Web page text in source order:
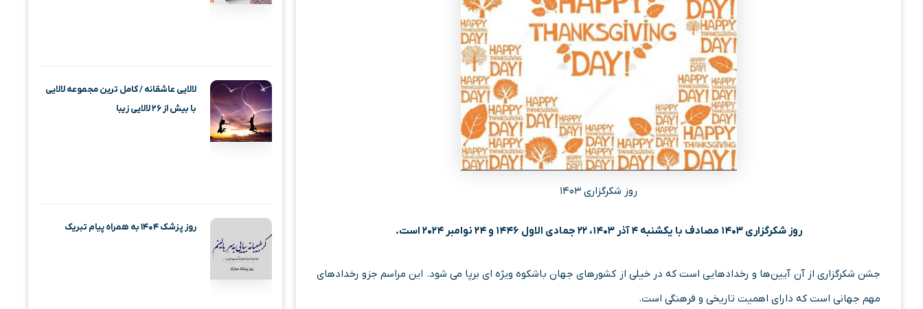
روز شکرگزاری ۱۴۰۳
روز شکرگزاری ۱۴۰۳ مصادف با یکشنبه ۴ آذر ۱۴۰۳، ۲۲ جمادی الاول ۱۴۴۶ و ۲۴ نوامبر ۲۰۲۴ است.
جشن شکرگزاری از آن آیین‌ها و رخدادهایی است که در خیلی از کشورهای جهان باشکوه ویژه ای برپا می‌ شود. این مراسم جزو رخدادهای
مهم جهانی است که دارای اهمیت تاریخی و فرهنگی است.
لالایی عاشقانه / کامل ترین مجموعه لالایی
با بیش از ۲۶ لالایی زیبا
روز پزشک ۱۴۰۴ به همراه پیام تبریک